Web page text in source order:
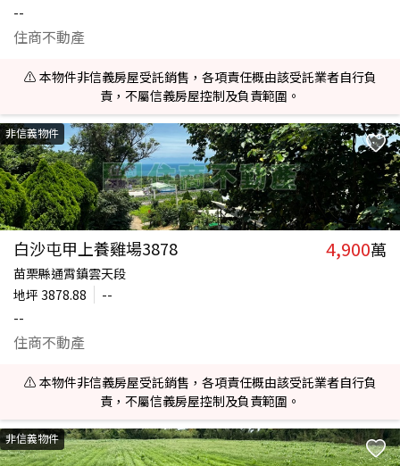
--
住商不動產
⚠️ 本物件非信義房屋受託銷售，各項責任概由該受託業者自行負
責，不屬信義房屋控制及負責範圍。
非信義物件
白沙屯甲上養雞場3878 4,900萬
苗栗縣通霄鎮雲天段
地坪 3878.88
--
--
住商不動產
⚠️ 本物件非信義房屋受託銷售，各項責任概由該受託業者自行負
責，不屬信義房屋控制及負責範圍。
非信義物件